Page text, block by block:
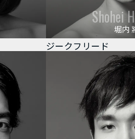
Shohei
堀内
ジークフリード